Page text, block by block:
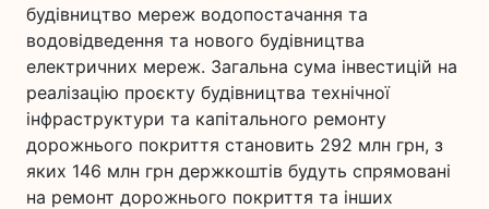
будівництво мереж водопостачання та
водовідведення та нового будівництва
електричних мереж. Загальна сума інвестицій на
реалізацію проєкту будівництва технічної
інфраструктури та капітального ремонту
дорожнього покриття становить 292 млн грн, з
яких 146 млн грн держкоштів будуть спрямовані
на ремонт дорожнього покриття та інших